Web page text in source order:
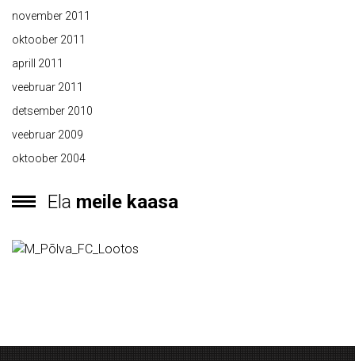
november 2011
oktoober 2011
aprill 2011
veebruar 2011
detsember 2010
veebruar 2009
oktoober 2004
Ela meile kaasa